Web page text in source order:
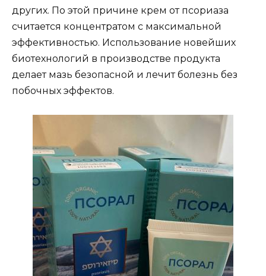
других. По этой причине крем от псориаза
считается концентратом с максимальной
эффективностью. Использование новейших
биотехнологий в производстве продукта
делает мазь безопасной и лечит болезнь без
побочных эффектов.